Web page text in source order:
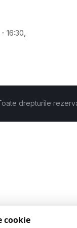
16:30,
drepturile
cookie